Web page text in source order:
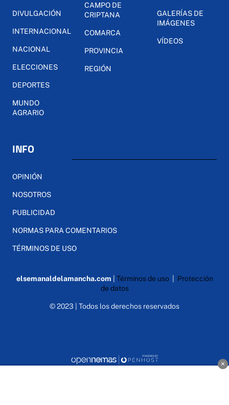
DIVULGACIÓN
INTERNACIONAL
NACIONAL
ELECCIONES
DEPORTES
MUNDO
AGRARIO
CAMPO DE
CRIPTANA
COMARCA
PROVINCIA
REGIÓN
GALERÍAS DE
IMÁGENES
VÍDEOS
INFO
OPINIÓN
NOSOTROS
PUBLICIDAD
NORMAS PARA COMENTARIOS
TÉRMINOS DE USO
elsemanaldelamancha.com Términos de uso| Protección
de datos
© 2023 | Todos los derechos reservados
×